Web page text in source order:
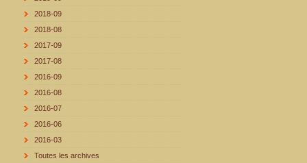
2018-09
2018-08
2017-09
2017-08
2016-09
2016-08
2016-07
2016-06
2016-03
Toutes les archives